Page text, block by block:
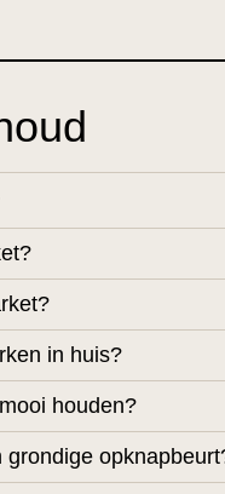
in huis?
houden?